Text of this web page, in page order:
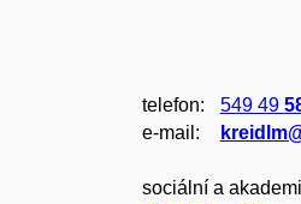
telefon: 549 49
e‑mail:
sociální a